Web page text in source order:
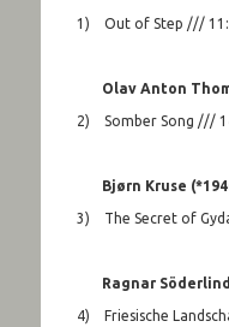
1) Out of Step ///
Olav Anton
2) Somber Song ///
Bjørn Kruse
3) The Secret of
Ragnar
4) Friesische